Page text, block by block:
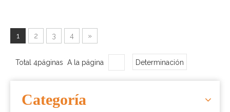
1 2 3 4 »
Total 4páginas A la página Determinación
Categoría